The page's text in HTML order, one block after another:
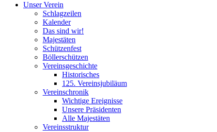
Unser Verein
Schlagzeilen
Kalender
Das sind wir!
Majestäten
Schützenfest
Böllerschützen
Vereinsgeschichte
Historisches
125. Vereinsjubiläum
Vereinschronik
Wichtige Ereignisse
Unsere Präsidenten
Alle Majestäten
Vereinsstruktur